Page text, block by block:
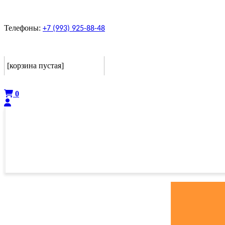
Телефоны: +7 (993) 925-88-48
[корзина пустая]
0